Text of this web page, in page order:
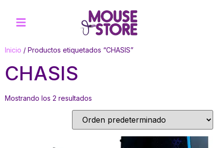
Inicio / Productos etiquetados “CHASIS”
CHASIS
Mostrando los 2 resultados